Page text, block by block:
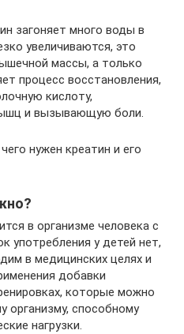
загоняет много воды в
увеличиваются, это
массы, а только
процесс восстановления,
кислоту,
и вызывающую боли.
нужен креатин и его
в организме человека с
употребления у детей нет,
в медицинских целях и
добавки
которые можно
организму, способному
нагрузки.